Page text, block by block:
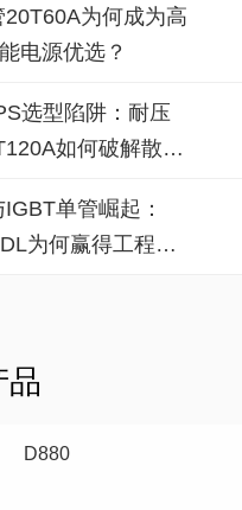
为何成为高
电源优选？
选型陷阱：耐压
如何破解散热
单管崛起：
为何赢得工程师
品
D880